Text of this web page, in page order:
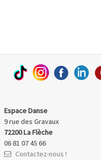
l'année 2006 : cliquez
Espace Danse
9 rue des Gravaux
72200 La Flèche
06 81 07 45 66
Contactez-nous !